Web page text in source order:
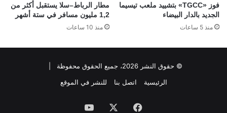
فوز «TGCC» بتشييد ملعب تيسيما
الجديد بالدار البيضاء
منذ 5 ساعات
مطار الرباط–سلا يستقبل أكثر من
1,2 مليون مسافر في ستة أشهر
منذ 10 ساعات
© حقوق النشر 2026، جميع الحقوق محفوظة |
الرئيسية
اتصل بنا للنشر في الموقع
فيسبوك